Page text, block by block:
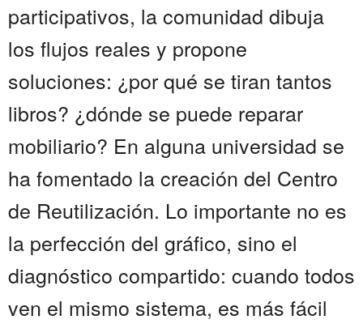
participativos, la comunidad dibuja
los flujos reales y propone
soluciones: ¿por qué se tiran tantos
libros? ¿dónde se puede reparar
mobiliario? En alguna universidad se
ha fomentado la creación del Centro
de Reutilización. Lo importante no es
la perfección del gráfico, sino el
diagnóstico compartido: cuando todos
ven el mismo sistema, es más fácil